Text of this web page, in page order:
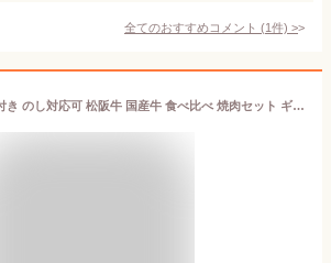
全てのおすすめコメント (1件) >
父の日 カード付き のし対応可 松阪牛 国産牛 食べ比べ 焼肉セット ギフト 贈り物 人気 高級 A5等級 6種 360g 紙箱 焼肉 牛肉 ホルモン 人気メニュー 熨斗対応可 国産和牛 ギフト箱 のし安心 安全 山昇本店 内祝 御祝 お誕生日 出産祝 母の日 お中元 敬老の日 お歳暮 (通常セット)